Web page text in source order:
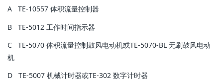
A TE-10557 体积流量控制器
B TE-5012 工作时间指示器
C TE-5070 体积流量控制鼓风电动机或TE-5070-BL 无刷鼓风电动
机
D TE-5007 机械计时器或TE-302 数字计时器